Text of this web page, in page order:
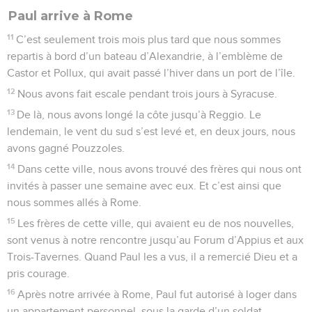
Paul arrive à Rome
11 C’est seulement trois mois plus tard que nous sommes
repartis à bord d’un bateau d’Alexandrie, à l’emblème de
Castor et Pollux, qui avait passé l’hiver dans un port de l’île.
12 Nous avons fait escale pendant trois jours à Syracuse.
13 De là, nous avons longé la côte jusqu’à Reggio. Le
lendemain, le vent du sud s’est levé et, en deux jours, nous
avons gagné Pouzzoles.
14 Dans cette ville, nous avons trouvé des frères qui nous ont
invités à passer une semaine avec eux. Et c’est ainsi que
nous sommes allés à Rome.
15 Les frères de cette ville, qui avaient eu de nos nouvelles,
sont venus à notre rencontre jusqu’au Forum d’Appius et aux
Trois-Tavernes. Quand Paul les a vus, il a remercié Dieu et a
pris courage.
16 Après notre arrivée à Rome, Paul fut autorisé à loger dans